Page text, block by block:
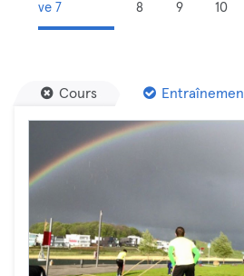
ve 7
8
9
10
Cours